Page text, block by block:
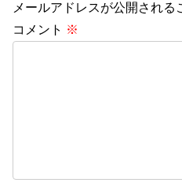
メールアドレスが公開される
コメント ※